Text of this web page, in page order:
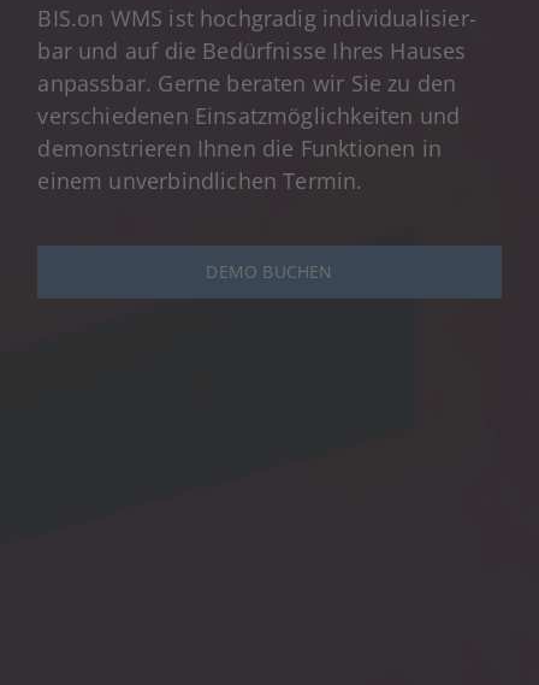
BIS.on WMS ist hoch­gra­dig indi­vi­dua­li­sier­
bar und auf die Bedürf­nis­se Ihres Hau­ses
anpass­bar. Ger­ne bera­ten wir Sie zu den
ver­schie­de­nen Ein­satz­mög­lich­kei­ten und
demons­trie­ren Ihnen die Funk­tio­nen in
einem unver­bind­li­chen Ter­min.
DEMO BUCHEN